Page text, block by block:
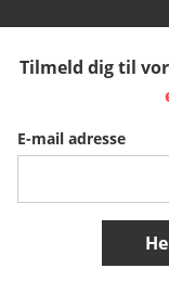
Belgique (Français)
Tilmeld dig til
E-mail adresse